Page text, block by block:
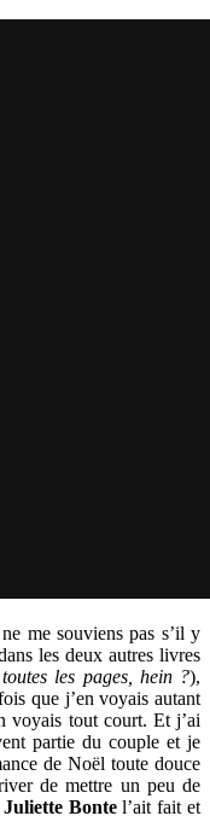
me souviens pas s’il y
les deux autres livres
les pages, hein ?),
que j’en voyais autant
voyais tout court. Et j’ai
partie du couple et je
de Noël toute douce
de mettre un peu de
Juliette Bontel’ait fait et